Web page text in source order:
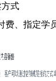
式
费、指定学